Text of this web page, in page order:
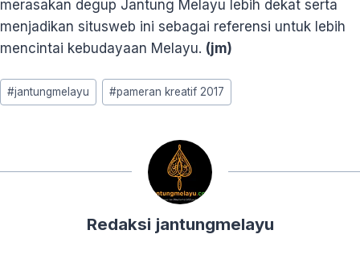
merasakan degup Jantung Melayu lebih dekat serta
menjadikan situsweb ini sebagai referensi untuk lebih
mencintai kebudayaan Melayu. (jm)
Post
Tags:
#jantungmelayu #pameran kreatif 2017
Redaksi jantungmelayu